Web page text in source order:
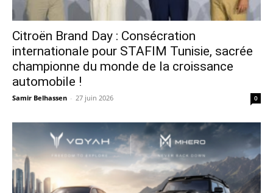
Citroën Brand Day : Consécration
internationale pour STAFIM Tunisie, sacrée
championne du monde de la croissance
automobile !
Samir Belhassen - 27 juin 2026 0